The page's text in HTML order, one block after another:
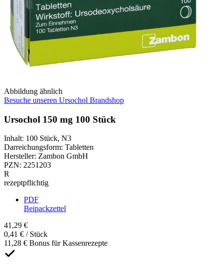
Abbildung ähnlich
Besuche unseren Ursochol Brandshop
Ursochol 150 mg 100 Stück
Inhalt: 100 Stück, N3
Darreichungsform: Tabletten
Hersteller: Zambon GmbH
PZN: 2251203
R
rezeptpflichtig
PDF
Beipackzettel
41,29 €
0,41 € / Stück
11,28 € Bonus für Kassenrezepte